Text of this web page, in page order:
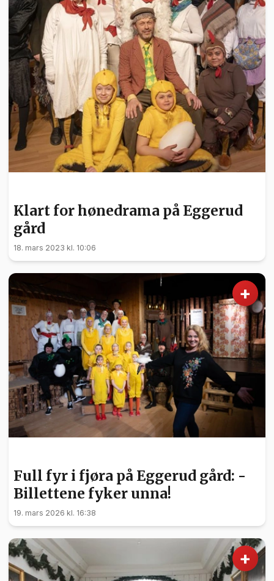
Klart for hønedrama på Eggerud
gård
18. mars 2023 kl. 10:06
+
Full fyr i fjøra på Eggerud gård: -
Billettene fyker unna!
19. mars 2026 kl. 16:38
+